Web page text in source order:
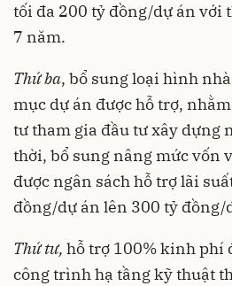
tối đa 200 tỷ đồng/dự án với
7 năm.
Thứ ba, bổ sung loại hình
mục dự án được hỗ trợ,
tư tham gia đầu tư xây dựng
thời, bổ sung nâng mức vốn
được ngân sách hỗ trợ lãi
đồng/dự án lên 300 tỷ đồng/
Thứ tư, hỗ trợ 100% kinh phí
công trình hạ tầng kỹ thuật